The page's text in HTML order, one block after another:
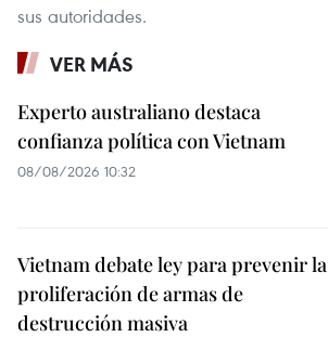
sus autoridades.
VER MÁS
Experto australiano destaca
confianza política con Vietnam
08/08/2026 10:32
Vietnam debate ley para prevenir la
proliferación de armas de
destrucción masiva